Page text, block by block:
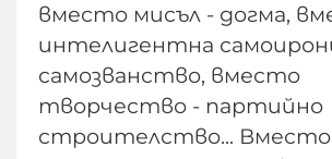
вместо мисъл - догма,
интелигентна
самозванство, вместо
творчество - партийно
строителство... Вместо